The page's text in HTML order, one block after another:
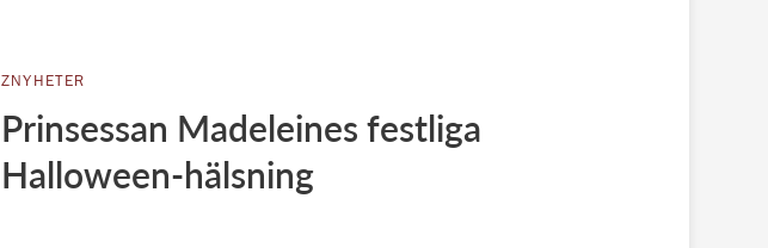
ZNYHETER
Prinsessan Madeleines festliga
Halloween-hälsning